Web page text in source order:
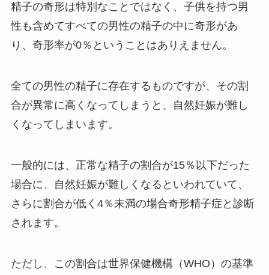
精子の奇形は特別なことではなく、子供を持つ男
性も含めてすべての男性の精子の中に奇形があ
り、奇形率が0％ということはありえません。
全ての男性の精子に存在するものですが、その割
合が異常に高くなってしまうと、自然妊娠が難し
くなってしまいます。
一般的には、正常な精子の割合が15％以下だった
場合に、自然妊娠が難しくなるといわれていて、
さらに割合が低く4％未満の場合奇形精子症と診断
されます。
ただし、この割合は世界保健機構（WHO）の基準